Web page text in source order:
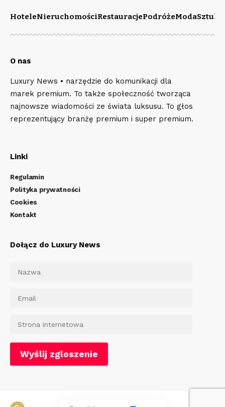
HoteleNieruchomościRestauracjePodróżeModaSztuka
O nas
Luxury News • narzędzie do komunikacji dla
marek premium. To także społeczność tworząca
najnowsze wiadomości ze świata luksusu. To głos
reprezentujący branżę premium i super premium.
Linki
Regulamin
Polityka prywatności
Cookies
Kontakt
Dołącz do Luxury News